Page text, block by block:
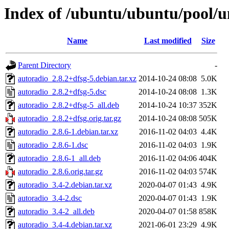
Index of /ubuntu/ubuntu/pool/
Name Last modified Size
Parent Directory
-
autoradio_2.8.2+dfsg-5.debian.tar.xz 2014-10-24 08:08 5.0K
autoradio_2.8.2+dfsg-5.dsc
2014-10-24 08:08 1.3K
autoradio_2.8.2+dfsg-5_all.deb
2014-10-24 10:37 352K
autoradio_2.8.2+dfsg.orig.tar.gz
2014-10-24 08:08 505K
autoradio_2.8.6-1.debian.tar.xz
2016-11-02 04:03 4.4K
autoradio_2.8.6-1.dsc
2016-11-02 04:03 1.9K
autoradio_2.8.6-1_all.deb
2016-11-02 04:06 404K
autoradio_2.8.6.orig.tar.gz
2016-11-02 04:03 574K
autoradio_3.4-2.debian.tar.xz
2020-04-07 01:43 4.9K
autoradio_3.4-2.dsc
2020-04-07 01:43 1.9K
autoradio_3.4-2_all.deb
2020-04-07 01:58 858K
autoradio_3.4-4.debian.tar.xz
2021-06-01 23:29 4.9K